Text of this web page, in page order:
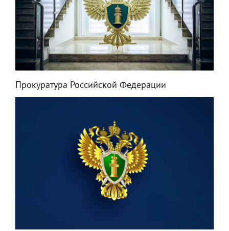
Прокуратура Российской Федерации